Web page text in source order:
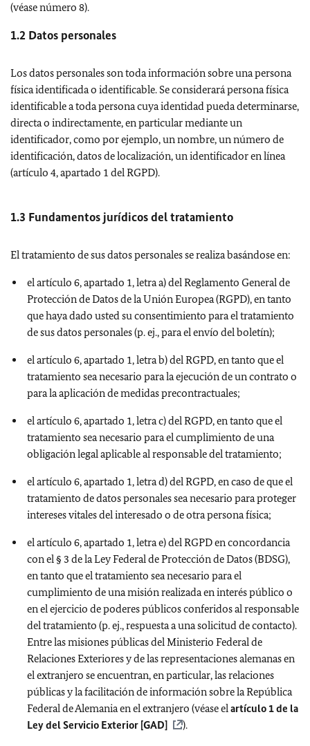
(véase número 8).
1.2 Datos personales
Los datos personales son toda información sobre una persona
física identificada o identificable. Se considerará persona física
identificable a toda persona cuya identidad pueda determinarse,
directa o indirectamente, en particular mediante un
identificador, como por ejemplo, un nombre, un número de
identificación, datos de localización, un identificador en línea
(artículo 4, apartado 1 del RGPD).
1.3 Fundamentos jurídicos del tratamiento
El tratamiento de sus datos personales se realiza basándose en:
el artículo 6, apartado 1, letra a) del Reglamento General de
Protección de Datos de la Unión Europea (RGPD), en tanto
que haya dado usted su consentimiento para el tratamiento
de sus datos personales (p. ej., para el envío del boletín);
el artículo 6, apartado 1, letra b) del RGPD, en tanto que el
tratamiento sea necesario para la ejecución de un contrato o
para la aplicación de medidas precontractuales;
el artículo 6, apartado 1, letra c) del RGPD, en tanto que el
tratamiento sea necesario para el cumplimiento de una
obligación legal aplicable al responsable del tratamiento;
el artículo 6, apartado 1, letra d) del RGPD, en caso de que el
tratamiento de datos personales sea necesario para proteger
intereses vitales del interesado o de otra persona física;
el artículo 6, apartado 1, letra e) del RGPD en concordancia
con el § 3 de la Ley Federal de Protección de Datos (BDSG),
en tanto que el tratamiento sea necesario para el
cumplimiento de una misión realizada en interés público o
en el ejercicio de poderes públicos conferidos al responsable
del tratamiento (p. ej., respuesta a una solicitud de contacto).
Entre las misiones públicas del Ministerio Federal de
Relaciones Exteriores y de las representaciones alemanas en
el extranjero se encuentran, en particular, las relaciones
públicas y la facilitación de información sobre la República
Federal de Alemania en el extranjero (véase elartículo 1 de la
Ley del Servicio Exterior [GAD]
).